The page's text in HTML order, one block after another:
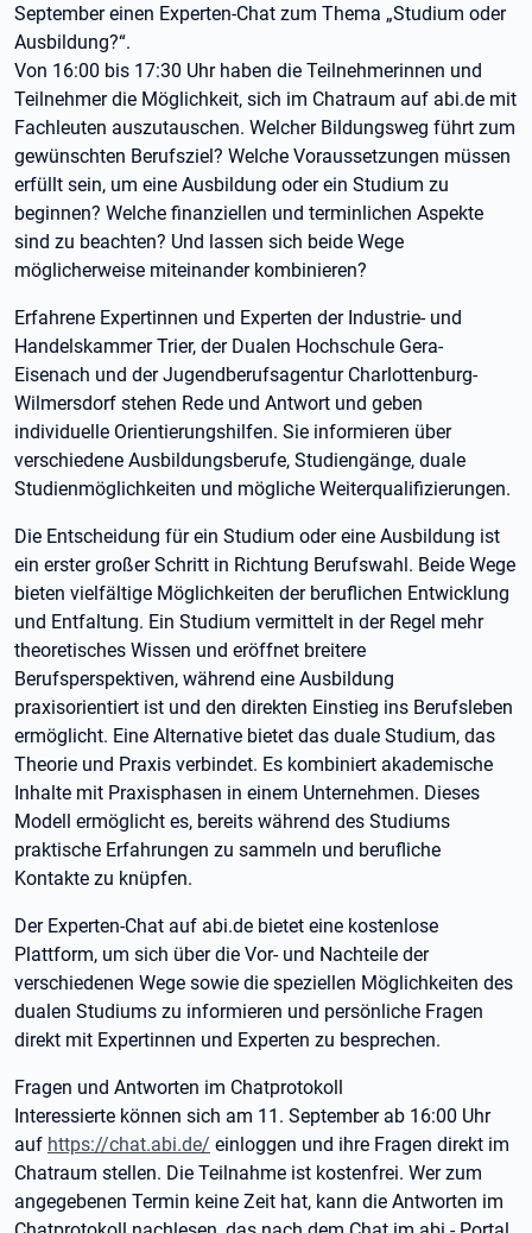
September einen Experten-Chat zum Thema „Studium oder
Ausbildung?“.
Von 16:00 bis 17:30 Uhr haben die Teilnehmerinnen und
Teilnehmer die Möglichkeit, sich im Chatraum auf abi.de mit
Fachleuten auszutauschen. Welcher Bildungsweg führt zum
gewünschten Berufsziel? Welche Voraussetzungen müssen
erfüllt sein, um eine Ausbildung oder ein Studium zu
beginnen? Welche finanziellen und terminlichen Aspekte
sind zu beachten? Und lassen sich beide Wege
möglicherweise miteinander kombinieren?
Erfahrene Expertinnen und Experten der Industrie- und
Handelskammer Trier, der Dualen Hochschule Gera-
Eisenach und der Jugendberufsagentur Charlottenburg-
Wilmersdorf stehen Rede und Antwort und geben
individuelle Orientierungshilfen. Sie informieren über
verschiedene Ausbildungsberufe, Studiengänge, duale
Studienmöglichkeiten und mögliche Weiterqualifizierungen.
Die Entscheidung für ein Studium oder eine Ausbildung ist
ein erster großer Schritt in Richtung Berufswahl. Beide Wege
bieten vielfältige Möglichkeiten der beruflichen Entwicklung
und Entfaltung. Ein Studium vermittelt in der Regel mehr
theoretisches Wissen und eröffnet breitere
Berufsperspektiven, während eine Ausbildung
praxisorientiert ist und den direkten Einstieg ins Berufsleben
ermöglicht. Eine Alternative bietet das duale Studium, das
Theorie und Praxis verbindet. Es kombiniert akademische
Inhalte mit Praxisphasen in einem Unternehmen. Dieses
Modell ermöglicht es, bereits während des Studiums
praktische Erfahrungen zu sammeln und berufliche
Kontakte zu knüpfen.
Der Experten-Chat auf abi.de bietet eine kostenlose
Plattform, um sich über die Vor- und Nachteile der
verschiedenen Wege sowie die speziellen Möglichkeiten des
dualen Studiums zu informieren und persönliche Fragen
direkt mit Expertinnen und Experten zu besprechen.
Fragen und Antworten im Chatprotokoll
Interessierte können sich am 11. September ab 16:00 Uhr
auf https://chat.abi.de/ einloggen und ihre Fragen direkt im
Chatraum stellen. Die Teilnahme ist kostenfrei. Wer zum
angegebenen Termin keine Zeit hat, kann die Antworten im